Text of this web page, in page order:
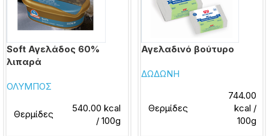
Soft Αγελάδος 60%
λιπαρά
ΟΛΥΜΠΟΣ
Θερμίδες
540.00 kcal
/ 100g
Αγελαδινό βούτυρο
ΔΩΔΩΝΗ
Θερμίδες
744.00
kcal /
100g